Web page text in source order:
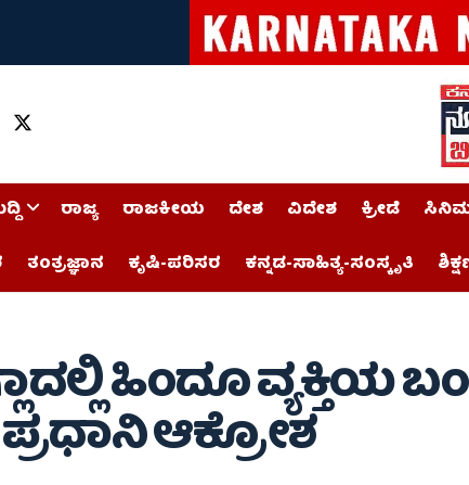
ರಾಜ್ಯ ರಾಜಕೀಯ ದೇಶ ವಿದೇಶ ಕ್ರೀಡೆ
ತಂತ್ರಜ್ಞಾನ ಕೃಷಿ-ಪರಿಸರ ಕನ್ನಡ-ಸಾಹಿತ್ಯ-ಸಂಸ್ಕೃತಿ
ಹಿಂದೂ ವ್ಯಕ್ತಿಯ
ಆಕ್ರೋಶ